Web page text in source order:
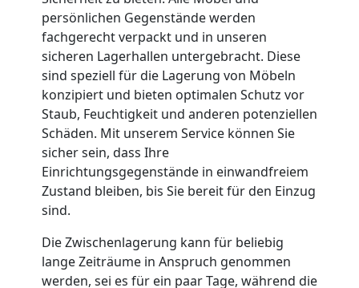
persönlichen Gegenstände werden
fachgerecht verpackt und in unseren
sicheren Lagerhallen untergebracht. Diese
sind speziell für die Lagerung von Möbeln
konzipiert und bieten optimalen Schutz vor
Staub, Feuchtigkeit und anderen potenziellen
Schäden. Mit unserem Service können Sie
sicher sein, dass Ihre
Einrichtungsgegenstände in einwandfreiem
Zustand bleiben, bis Sie bereit für den Einzug
sind.
Die Zwischenlagerung kann für beliebig
lange Zeiträume in Anspruch genommen
werden, sei es für ein paar Tage, während die
Wiener
Neustadt
Qualitäts-
Umzüge
Wiener
Neustadt